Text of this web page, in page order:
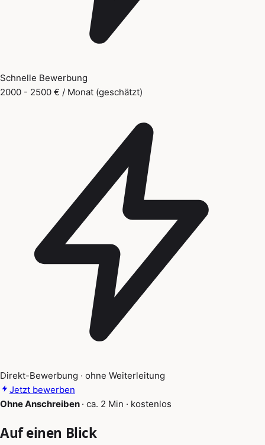
Schnelle Bewerbung
2000 - 2500 € / Monat (geschätzt)
Direkt-Bewerbung · ohne Weiterleitung
Jetzt bewerben
Ohne Anschreiben · ca. 2 Min · kostenlos
Auf einen Blick